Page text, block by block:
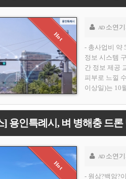
AD 소연
- 총사업비 약
정보 시스템
간 정보 제공
피부로 느낄
이상일)는 10
용인특례시, 벼 병해충 드론
AD 소연
- 원삼?백암?